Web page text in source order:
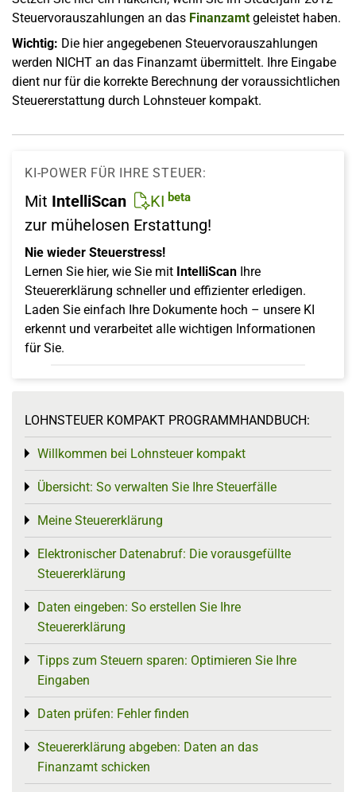
Steuervorauszahlungen an das Finanzamtgeleistet haben.
Wichtig: Die hier angegebenen Steuervorauszahlungen
werden NICHT an das Finanzamt übermittelt. Ihre Eingabe
dient nur für die korrekte Berechnung der voraussichtlichen
Steuererstattung durch Lohnsteuer kompakt.
KI-POWER FÜR IHRE STEUER:
Mit IntelliScan KI beta
zur mühelosen Erstattung!
Nie wieder Steuerstress!
Lernen Sie hier, wie Sie mit IntelliScan Ihre
Steuererklärung schneller und effizienter erledigen.
Laden Sie einfach Ihre Dokumente hoch – unsere KI
erkennt und verarbeitet alle wichtigen Informationen
für Sie.
LOHNSTEUER KOMPAKT PROGRAMMHANDBUCH:
Willkommen bei Lohnsteuer kompakt
Toggle menu
Übersicht: So verwalten Sie Ihre Steuerfälle
Toggle menu
Meine Steuererklärung
Toggle menu
Elektronischer Datenabruf: Die vorausgefüllte
Steuererklärung
Toggle menu
Daten eingeben: So erstellen Sie Ihre
Steuererklärung
Toggle menu
Tipps zum Steuern sparen: Optimieren Sie Ihre
Eingaben
Toggle menu
Daten prüfen: Fehler finden
Toggle menu
Steuererklärung abgeben: Daten an das
Finanzamt schicken
Toggle menu